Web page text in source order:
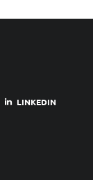
LINKEDIN